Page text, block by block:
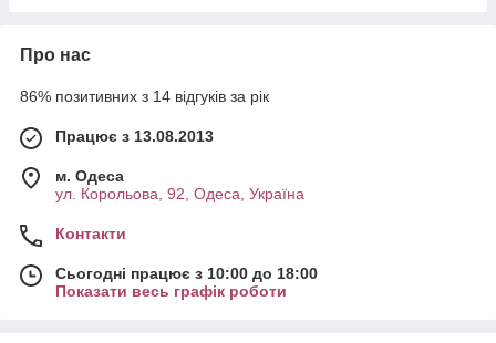
Про нас
86% позитивних з 14 відгуків за рік
Працює з 13.08.2013
м. Одеса
ул. Корольова, 92, Одеса, Україна
Контакти
Сьогодні працює з 10:00 до 18:00
Показати весь графік роботи